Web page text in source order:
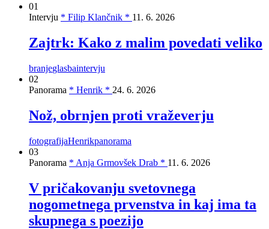
01
Intervju * Filip Klančnik * 11. 6. 2026
Zajtrk: Kako z malim povedati veliko
branjeglasbaintervju
02
Panorama * Henrik * 24. 6. 2026
Nož, obrnjen proti vraževerju
fotografijaHenrikpanorama
03
Panorama * Anja Grmovšek Drab * 11. 6. 2026
V pričakovanju svetovnega
nogometnega prvenstva in kaj ima ta
skupnega s poezijo